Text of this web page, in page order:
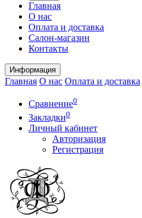
Главная
О нас
Оплата и доставка
Салон-магазин
Контакты
Информация
Главная О нас Оплата и доставка
Сравнение0
Закладки0
Личный кабинет
Авторизация
Регистрация